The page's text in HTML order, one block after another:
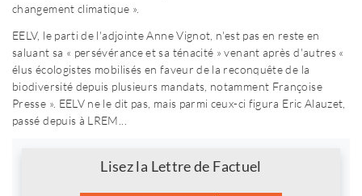
changement climatique ».
EELV, le parti de l'adjointe Anne Vignot, n'est pas en reste en
saluant sa « persévérance et sa ténacité » venant après d'autres «
élus écologistes mobilisés en faveur de la reconquête de la
biodiversité depuis plusieurs mandats, notamment Françoise
Presse ». EELV ne le dit pas, mais parmi ceux-ci figura Eric Alauzet,
passé depuis à LREM...
Lisez la Lettre de Factuel